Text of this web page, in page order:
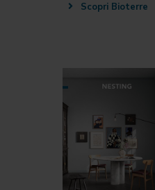
Scopri Bioterre